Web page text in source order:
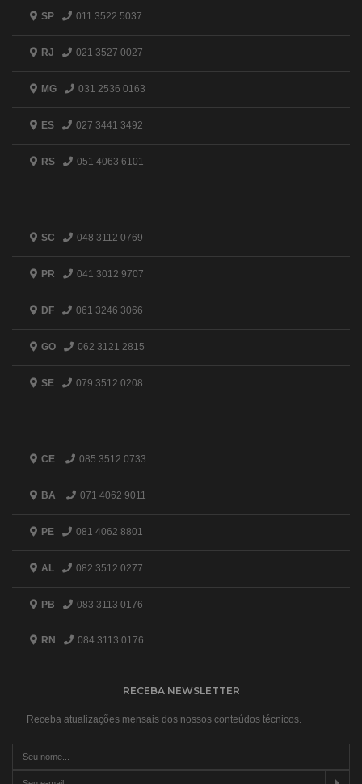
SP 011 3522 5037
RJ 021 3527 0027
MG 031 2536 0163
ES 027 3441 3492
RS 051 4063 6101
SC 048 3112 0769
PR 041 3012 9707
DF 061 3246 3066
GO 062 3121 2815
SE 079 3512 0208
CE 085 3512 0733
BA 071 4062 9011
PE 081 4062 8801
AL 082 3512 0277
PB 083 3113 0176
RN 084 3113 0176
RECEBA NEWSLETTER
Receba atualizações mensais dos nossos conteúdos técnicos.